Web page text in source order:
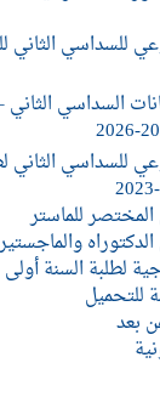
للسداسي الثاني
السداسي الثاني
للسداسي الثاني
المختصر للماستر
لطلبة السنة أولى
للتحميل
بعد